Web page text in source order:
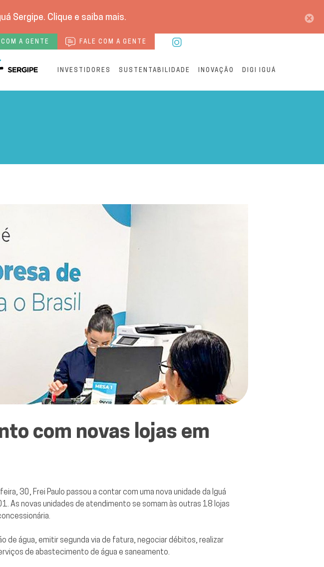
Sergipe. Clique e saiba mais.
A GENTE FALE COM A GENTE
INVESTIDORES SUSTENTABILIDADE INOVAÇÃO DIGI IGUÁ
lojas em Japaratuba e Frei Paulo |
com novas lojas em
30, Frei Paulo passou a contar com uma nova unidade da Iguá
As novas unidades de atendimento se somam às outras 18 lojas
de água, emitir segunda via de fatura, negociar débitos, realizar
de abastecimento de água e saneamento.